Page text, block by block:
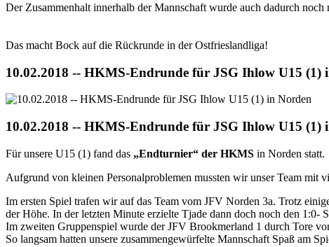
Der Zusammenhalt innerhalb der Mannschaft wurde auch dadurch
Das macht Bock auf die Rückrunde in der Ostfrieslandliga!
10.02.2018 -- HKMS-Endrunde für JSG Ihlow U15 (1)
10.02.2018 -- HKMS-Endrunde für JSG Ihlow U15 (1)
Für unsere U15 (1) fand das „Endturnier“ der HKMS in Norden statt.
Aufgrund von kleinen Personalproblemen mussten wir unser Team mit
Im ersten Spiel trafen wir auf das Team vom JFV Norden 3a. Trotz
der Höhe. In der letzten Minute erzielte Tjade dann doch noch den 1:0-
Im zweiten Gruppenspiel wurde der JFV Brookmerland 1 durch Tore
So langsam hatten unsere zusammengewürfelte Mannschaft Spaß am